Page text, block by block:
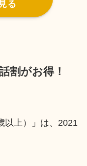
る
割がお得！
以上）」は、2021